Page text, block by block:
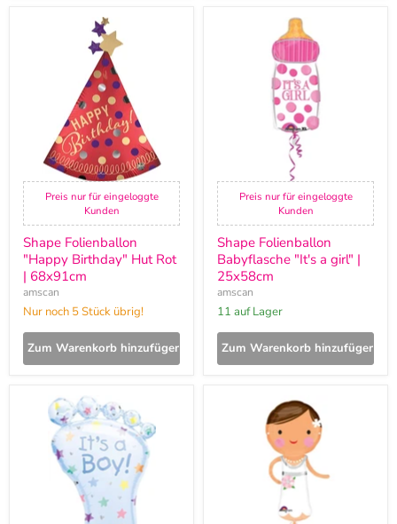
68x91cm
Preis nur für eingeloggte
Kunden
Shape Folienballon
"Happy Birthday" Hut Rot
| 68x91cm
amscan
Nur noch 5 Stück übrig!
Zum Warenkorb hinzufügen
Folienballon
Babyflasche
Preis nur für eingeloggte
Kunden
Shape Folienballon
Babyflasche "It's a girl" |
25x58cm
amscan
11 auf Lager
Zum Warenkorb hinzufügen
SuperShape
Folienballon
SuperShape
Folienballon
48x101cm